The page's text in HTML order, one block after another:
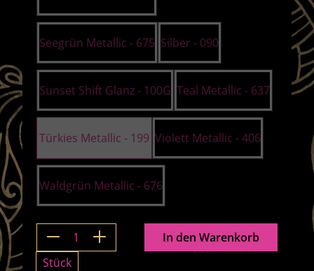
Seegrün Metallic - 675 Silber - 090
Sunset Shift Glanz - 100G Teal Metallic - 637
Türkies Metallic - 199 Violett Metallic - 406
Waldgrün Metallic - 676
Produkt Anzahl: Gib den
Stück
In den Warenkorb